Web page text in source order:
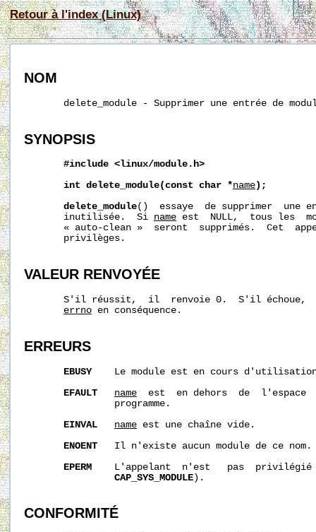
Retour à l'index (Linux)
NOM
delete_module - Supprimer une entrée de
SYNOPSIS
#include <linux/module.h>
int delete_module(const char *name );
delete_module()  essaye  de supprimer  une
       inutilisée.  Si
name est  NULL,  tous les
« auto-clean »  seront  supprimés.  Cet
       privilèges.
VALEUR RENVOYÉE
S'il réussit,  il  renvoie 0.  S'il échoue,
errno en conséquence.
ERREURS
EBUSY
Le module est en cours
EFAULT
name
est  en dehors  de  l'espace
                programme.
EINVAL
name est une chaîne vide.
ENOENT
Il n'existe aucun module de ce
EPERM
L'appelant  n'est   pas
CAP_SYS_MODULE).
CONFORMITÉ